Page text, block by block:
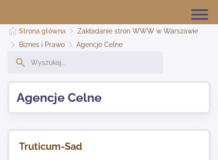
Najnowsze
Strona główna
Zakładanie stron WWW w Warszawie
Biznes i Prawo
Agencje Celne
Agencje Celne
Truticum-Sad